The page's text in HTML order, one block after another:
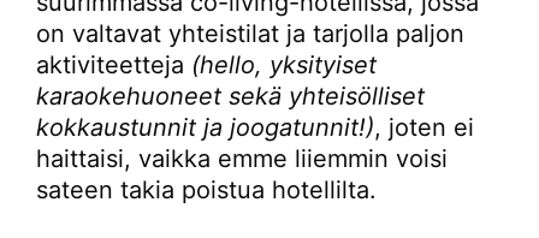
on valtavat yhteistilat ja tarjolla paljon
aktiviteetteja (hello, yksityiset
karaokehuoneet sekä yhteisölliset
kokkaustunnit ja joogatunnit!), joten ei
haittaisi, vaikka emme liiemmin voisi
sateen takia poistua hotellilta.